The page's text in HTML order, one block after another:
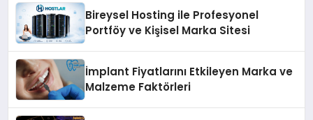
Bireysel Hosting ile Profesyonel
Portföy ve Kişisel Marka Sitesi
İmplant Fiyatlarını Etkileyen Marka ve
Malzeme Faktörleri